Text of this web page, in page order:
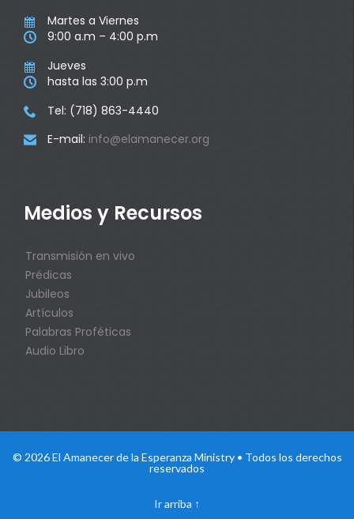
 Martes a Viernes
 9:00 a.m – 4:00 p.m
 Jueves
 hasta las 3:00 p.m
 Tel: (718) 863-4440
 E-mail: info@elamanecer.org
Medios y Recursos
Transmisión en vivo
Prédicas
Jubileos
Artículos
Palabras Proféticas
Audio Libro
© 2026 El Amanecer de la Esperanza Ministry • Todos los derechos
reservados
Ir arriba ↑